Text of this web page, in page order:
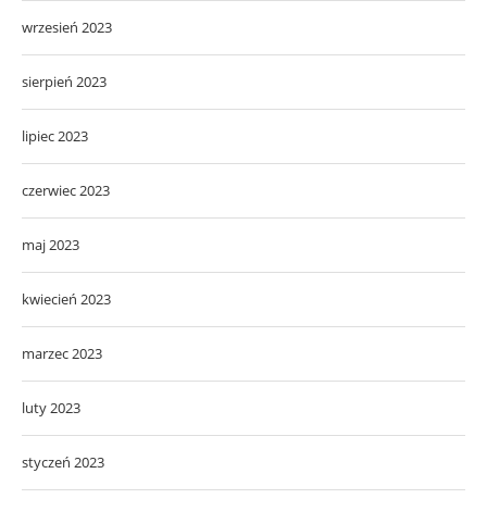
wrzesień 2023
sierpień 2023
lipiec 2023
czerwiec 2023
maj 2023
kwiecień 2023
marzec 2023
luty 2023
styczeń 2023